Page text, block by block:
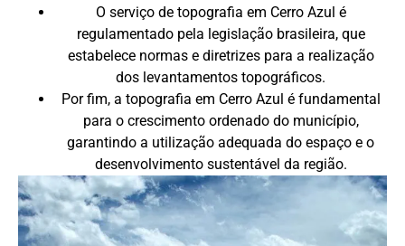
O serviço de topografia em Cerro Azul é
regulamentado pela legislação brasileira, que
estabelece normas e diretrizes para a realização
dos levantamentos topográficos.
Por fim, a topografia em Cerro Azul é fundamental
para o crescimento ordenado do município,
garantindo a utilização adequada do espaço e o
desenvolvimento sustentável da região.